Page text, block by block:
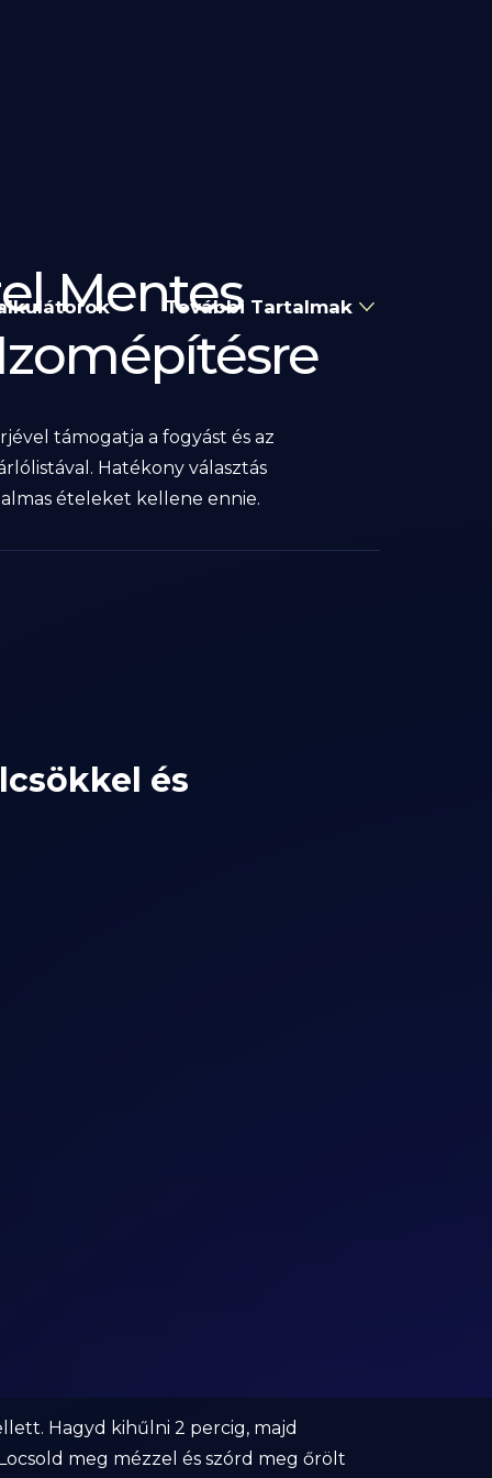
További Tartalmak
Mentes
támogatja a fogyást és az
Hatékony választás
ételeket kellene ennie.
és
Hagyd kihűlni 2 percig, majd
meg mézzel és szórd meg őrölt